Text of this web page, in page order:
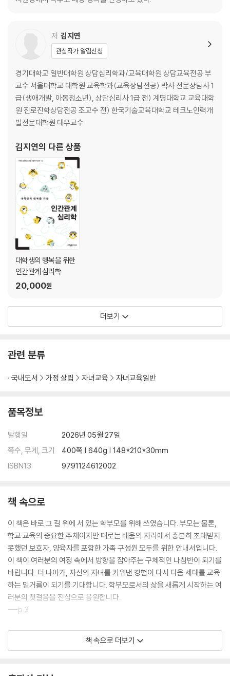
Q4. 경계선 지능인 우리 아이, 앞으로 점점 더 힘들어지겠죠?
7장. 학부모 되기 참 쉽지 않네요
Q2. 학부모 모임에 꼭 참석해야 나중에 아이에게 지장 없을까요?
Q3. 내 아이를 다른 아이들과 자꾸 비교하는 마음, 어떻게 끊죠?
Q4. 다자녀 환경에서 모두를 균형 있게 돌보려면 어떻게 하죠?
Q5. 다들 해외여행 가는데, 어린 시절 여행 정말 필요한 걸까요?
Q6. 학습·사교육 문제로 생긴 어른들의 갈등, 어떻게 조율할까요
저 김지연
관심작가 알림신청
경기대학교 일반대학원 상담심리학과/교육대학원 상담교육전공 부
교수 서울대학교 대학원 교육학과(교육상담전공) 박사 전문상담사 1
급(생애개발, 아동청소년), 상담심리사 1급 전) 계명대학교 교육대학
원 진로진학상담전공 조교수 전) 한국기술교육대학교 테크노인력개
발전문대학원 대우교수
김지연의 다른 상품
대학생의 행복을 위한
인간관계 심리학
20,000원
더보기
관련 분류
국내도서 가정 살림 자녀교육 자녀교육일반
품목정보
발행일
2026년 05월 27일
쪽수, 무게, 크기
400쪽 | 640g | 148*210*30mm
ISBN13
9791124612002
책 속으로
이 책은 바로 그 길 위에 서 있는 학부모를 위해 쓰였습니다. 부모는 물론,
학교 교육의 중요한 주체이지만 때로는 배움의 자리에서 충분히 초대받지
못했던 보호자, 양육자를 포함한 가족 구성원 모두를 위한 안내서입니다.
이 책이 여러분의 여정 속에서 방향을 잡아주는 구체적인 나침반이 되기를
바랍니다. 더 나아가, 자신의 자녀를 키워낸 경험이 다시 다음 세대를 교육
하는 밑거름이 되기를 기대합니다. 학부모로서의 삶을 새롭게 시작하는 여
러분의 첫걸음을 진심으로 응원합니다.
---p.3
관계 안전감이란 아이가 부모 앞에서 있는 그대로의 나를 보여도 괜찮다고
느끼는 감각입니다. 이는 학습을 지속시키는 중요한 심리적 기반이 됩니
책 속으로 더보기